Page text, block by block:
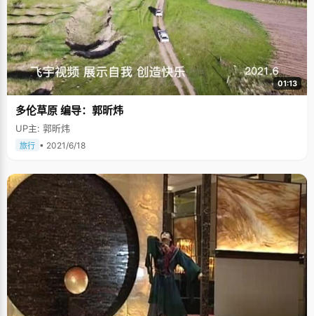
01:13
多伦草原 编导：郭昕炜
UP主: 郭昕炜
旅行 • 2021/6/18